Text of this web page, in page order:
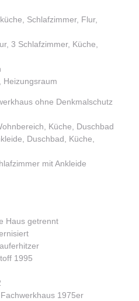
Schlafzimmer, Flur,
3 Schlafzimmer, Küche,
Heizungsraum
ohne Denkmalschutz
Küche, Duschbad
Duschbad, Küche,
mit Ankleide
Haus getrennt
1995
1975er